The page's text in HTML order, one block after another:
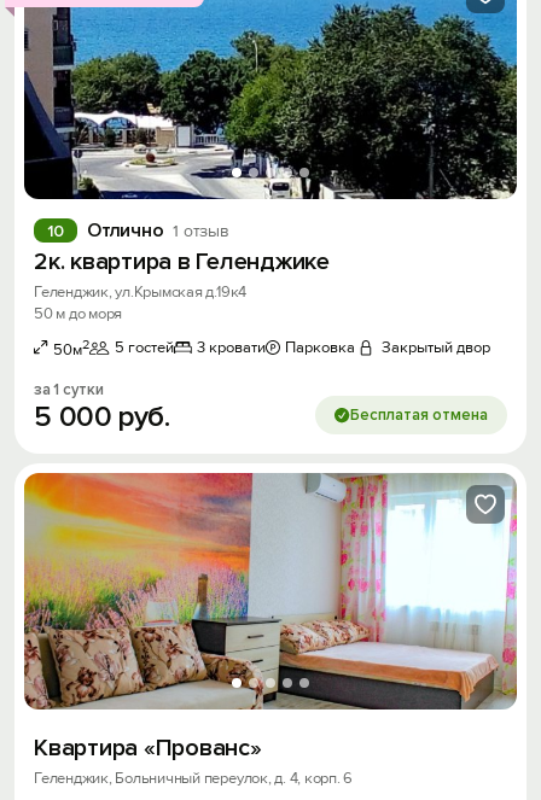
Отлично 1 отзыв
10
2к. квартира в Геленджике
Геленджик, ул.Крымская д.19к4
50 м до моря
50м2 5 гостей 3 кровати Парковка Закрытый двор
за 1 сутки
5 000 руб. Бесплатая отмена
Квартира «Прованс»
Геленджик, Больничный переулок, д. 4, корп. 6